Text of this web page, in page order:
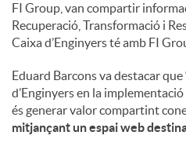
n
g
u
FI Group, van compartir
Recuperació, Transformació i
Caixa d’Enginyers té amb FI
Eduard Barcons va destacar que
d’Enginyers en la
és generar valor compartint
mitjançant un espai web